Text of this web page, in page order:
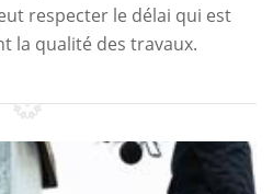
respecter le délai qui est
la qualité des travaux.